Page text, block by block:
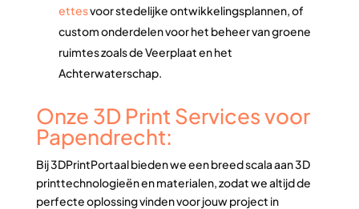
ettesvoor stedelijke ontwikkelingsplannen, of
custom onderdelen voor het beheer van groene
ruimtes zoals de Veerplaat en het
Achterwaterschap.
Onze 3D Print Services voor
Papendrecht:
Bij 3DPrintPortaal bieden we een breed scala aan 3D
printtechnologieën en materialen, zodat we altijd de
perfecte oplossing vinden voor jouw project in